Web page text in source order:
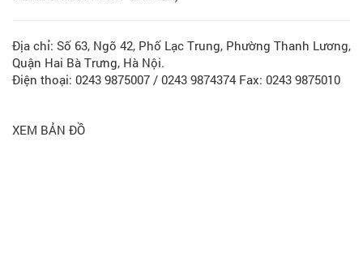
Địa chỉ: Số 63, Ngõ 42, Phố Lạc Trung, Phường Thanh Lương,
Quận Hai Bà Trưng, Hà Nội.
Điện thoại: 0243 9875007 / 0243 9874374 Fax: 0243 9875010
XEM BẢN ĐỒ